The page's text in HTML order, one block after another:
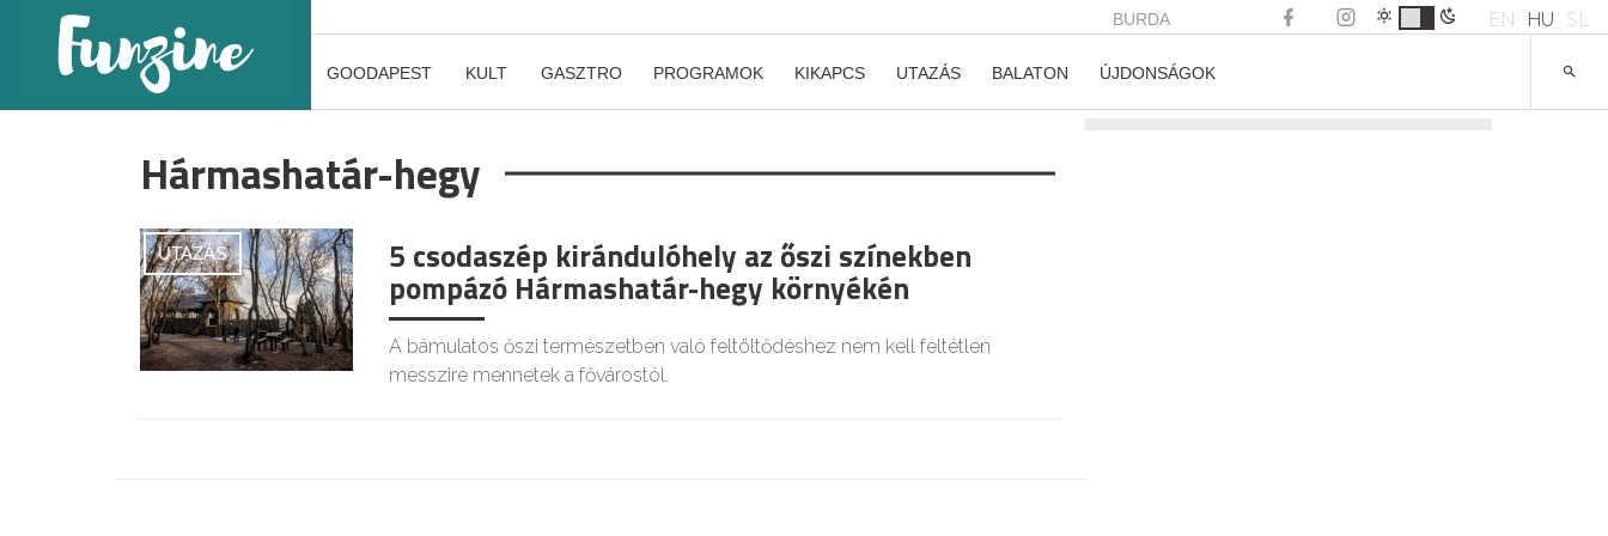
BURDA EN HU SL
GOODAPEST KULT GASZTRO PROGRAMOK KIKAPCS UTAZÁS BALATON ÚJDONSÁGOK
Hármashatár-hegy
UTAZÁS 5 csodaszép kirándulóhely az őszi színekben
pompázó Hármashatár-hegy környékén
A bámulatos őszi természetben való feltöltődéshez nem kell feltétlen
messzire mennetek a fővárostól.